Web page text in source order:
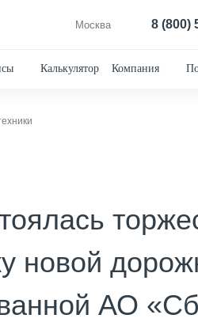
Москва 8 (800)
Калькулятор Компания
новой
АО